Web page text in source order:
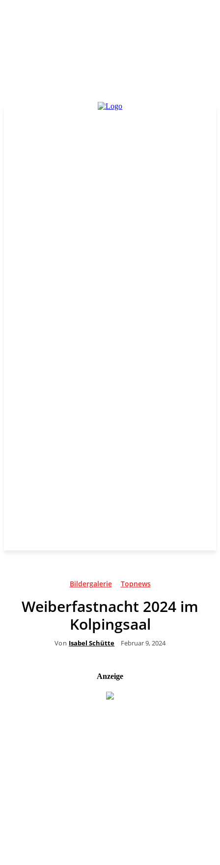
Bildergalerie Topnews
Weiberfastnacht 2024 im
Kolpingsaal
Von Isabel Schütte Februar 9, 2024
Anzeige